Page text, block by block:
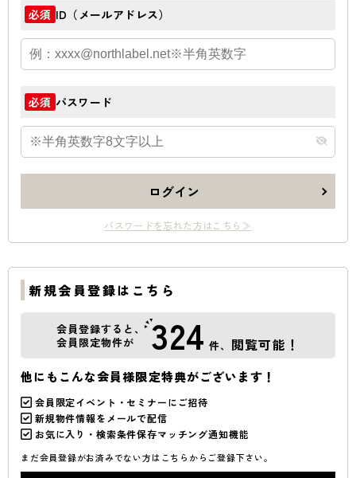
必須 ID（メールアドレス）
必須 パスワード
ログイン
パスワードを忘れた方はこちら≫
新規会員登録はこちら
会員登録すると、
会員限定物件が
324 件、 閲覧可能！
他にもこんな会員様限定特典がございます！
会員限定イベント・セミナーにご招待
新規物件情報をメールで配信
お気に入り・検索条件保存マッチング通知機能
まだ会員登録がお済みでない方はこちらからご登録下さい。